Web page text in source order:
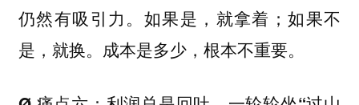
仍然有吸引力。如果是，就拿着；如果不
是，就换。成本是多少，根本不重要。